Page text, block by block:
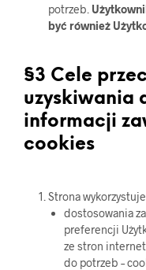
potrzeb.
być również
§3 Cele
uzyskiwania
informacji
cookies
Strona
dostosowania
preferencji
ze stron
do potrzeb –